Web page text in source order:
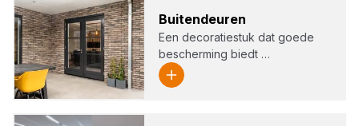
Bui­ten­deu­ren
Een decoratiestuk dat goede
bescherming biedt …